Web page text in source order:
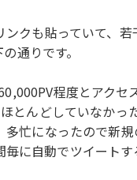
クも貼っていて、若
通りです。
程度とアクセ
とんどしていなかっ
忙になったので新
に自動でツイート